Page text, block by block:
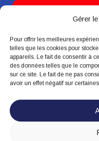
Gérer
Pour offrir les meilleures
telles que les cookies pour
appareils. Le fait de consentir à
des données telles que le
sur ce site. Le fait de ne pas
avoir un effet négatif sur
Suivez-nous